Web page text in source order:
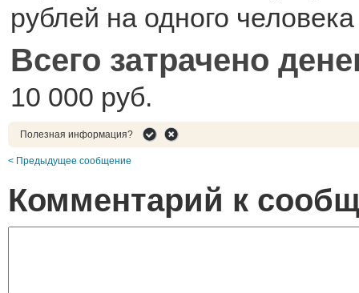
рублей на одного
Всего затрачено
10 000 руб.
Полезная информация?
< Предыдущее сообщение
Комментарий к